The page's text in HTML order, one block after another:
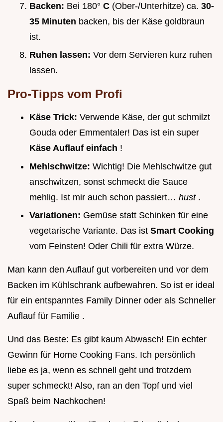
Backen: Bei 180° C (Ober-/Unterhitze) ca. 30-
35 Minuten backen, bis der Käse goldbraun
ist.
Ruhen lassen: Vor dem Servieren kurz ruhen
lassen.
Pro-Tipps vom Profi
Käse Trick: Verwende Käse, der gut schmilzt
Gouda oder Emmentaler! Das ist ein super
Käse Auflauf einfach !
Mehlschwitze: Wichtig! Die Mehlschwitze gut
anschwitzen, sonst schmeckt die Sauce
mehlig. Ist mir auch schon passiert… hust .
Variationen: Gemüse statt Schinken für eine
vegetarische Variante. Das ist Smart Cooking
vom Feinsten! Oder Chili für extra Würze.
Man kann den Auflauf gut vorbereiten und vor dem
Backen im Kühlschrank aufbewahren. So ist er ideal
für ein entspanntes Family Dinner oder als Schneller
Auflauf für Familie .
Und das Beste: Es gibt kaum Abwasch! Ein echter
Gewinn für Home Cooking Fans. Ich persönlich
liebe es ja, wenn es schnell geht und trotzdem
super schmeckt! Also, ran an den Topf und viel
Spaß beim Nachkochen!